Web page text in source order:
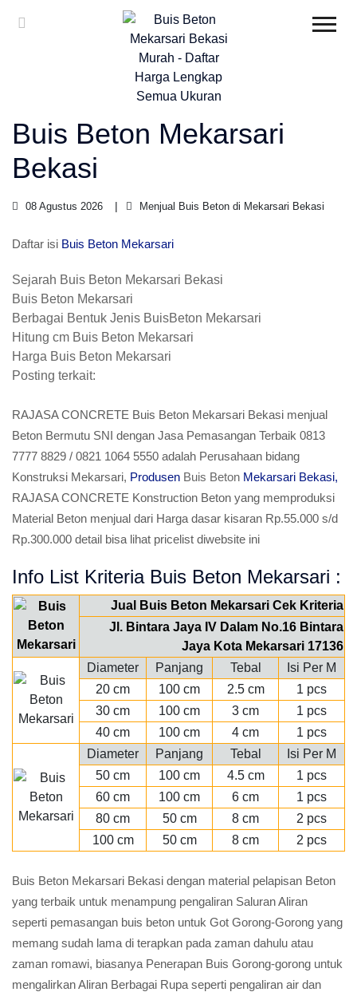
Buis Beton Mekarsari
Bekasi
08 Agustus 2026 Menjual Buis Beton di Mekarsari Bekasi
Daftar isi Buis Beton Mekarsari
Sejarah Buis Beton Mekarsari Bekasi
Buis Beton Mekarsari
Berbagai Bentuk Jenis BuisBeton Mekarsari
Hitung cm Buis Beton Mekarsari
Harga Buis Beton Mekarsari
Posting terkait:
RAJASA CONCRETE Buis Beton Mekarsari Bekasi menjual
Beton Bermutu SNI dengan Jasa Pemasangan Terbaik 0813
7777 8829 / 0821 1064 5550 adalah Perusahaan bidang
Konstruksi Mekarsari, Produsen Buis Beton Mekarsari Bekasi,
RAJASA CONCRETE Konstruction Beton yang memproduksi
Material Beton menjual dari Harga dasar kisaran Rp.55.000 s/d
Rp.300.000 detail bisa lihat pricelist diwebsite ini
Info List Kriteria Buis Beton Mekarsari :
Jual Buis Beton Mekarsari Cek Kriteria
Jl. Bintara Jaya IV Dalam No.16 Bintara
Jaya Kota Mekarsari 17136
Diameter
Panjang Tebal
Isi Per M
20 cm
100 cm 2.5 cm
1 pcs
30 cm
100 cm 3 cm
1 pcs
40 cm
100 cm 4 cm
1 pcs
Diameter
Panjang Tebal
Isi Per M
50 cm
100 cm 4.5 cm
1 pcs
60 cm
100 cm 6 cm
1 pcs
80 cm
50 cm 8 cm
2 pcs
100 cm
50 cm 8 cm 2 pcs
Buis Beton Mekarsari Bekasi dengan material pelapisan Beton
yang terbaik untuk menampung pengaliran Saluran Aliran
seperti pemasangan buis beton untuk Got Gorong-Gorong yang
memang sudah lama di terapkan pada zaman dahulu atau
zaman romawi, biasanya Penerapan Buis Gorong-gorong untuk
mengalirkan Aliran Berbagai Rupa seperti pengaliran air dan